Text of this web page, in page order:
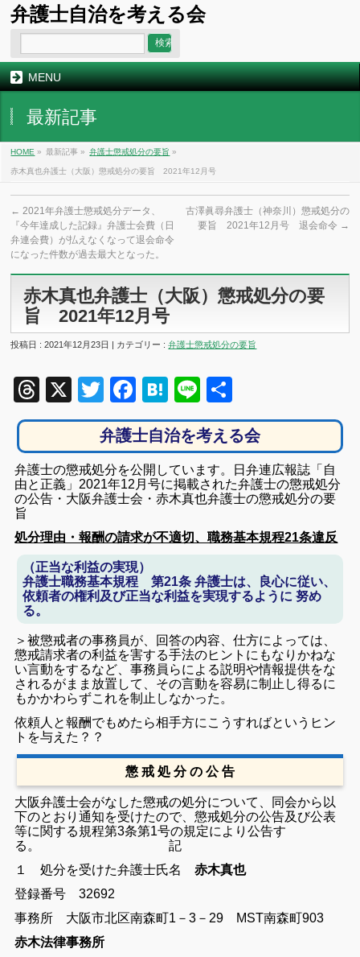
弁護士自治を考える会
MENU
最新記事
HOME » 最新記事 » 弁護士懲戒処分の要旨 »
赤木真也弁護士（大阪）懲戒処分の要旨 2021年12月号
← 2021年弁護士懲戒処分データ、
『今年達成した記録』弁護士会費（日
弁連会費）が払えなくなって退会命令
になった件数が過去最大となった。
古澤眞尋弁護士（神奈川）懲戒処分の
要旨 2021年12月号 退会命令 →
赤木真也弁護士（大阪）懲戒処分の要
旨 2021年12月号
投稿日 : 2021年12月23日 | カテゴリー :弁護士懲戒処分の要旨
Threads
X TwitterFacebook
Hatena
Line
有
弁護士自治を考える会
弁護士の懲戒処分を公開しています。日弁連広報誌「自
由と正義」2021年12月号に掲載された弁護士の懲戒処分
の公告・大阪弁護士会・赤木真也弁護士の懲戒処分の要
旨
処分理由・報酬の請求が不適切、職務基本規程21条違反
（正当な利益の実現）
弁護士職務基本規程 第21条 弁護士は、良心に従い、
依頼者の権利及び正当な利益を実現するように 努め
る。
＞被懲戒者の事務員が、回答の内容、仕方によっては、
懲戒請求者の利益を害する手法のヒントにもなりかねな
い言動をするなど、事務員らによる説明や情報提供をな
されるがまま放置して、その言動を容易に制止し得るに
もかかわらずこれを制止しなかった。
依頼人と報酬でもめたら相手方にこうすればというヒン
トを与えた？？
懲 戒 処 分 の 公 告
大阪弁護士会がなした懲戒の処分について、同会から以
下のとおり通知を受けたので、懲戒処分の公告及び公表
等に関する規程第3条第1号の規定により公告す
る。
記
１ 処分を受けた弁護士氏名
赤木真也
登録番号 32692
事務所 大阪市北区南森町1－3－29 MST南森町903
赤木法律事務所